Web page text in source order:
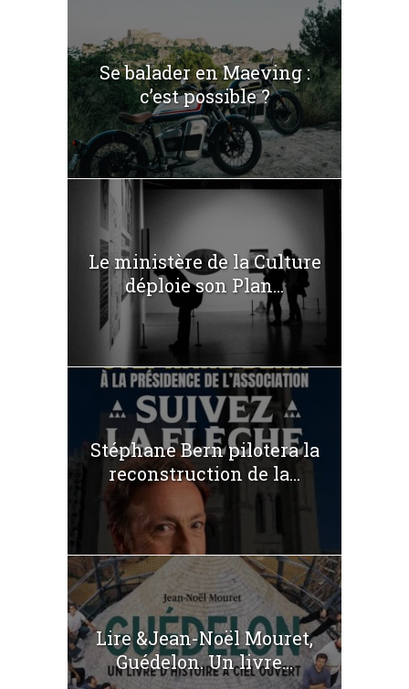
Se balader en Maeving :
c’est possible ?
Le ministère de la Culture
déploie son Plan...
Stéphane Bern pilotera la
reconstruction de la...
Lire &Jean-Noël Mouret,
Guédelon. Un livre...